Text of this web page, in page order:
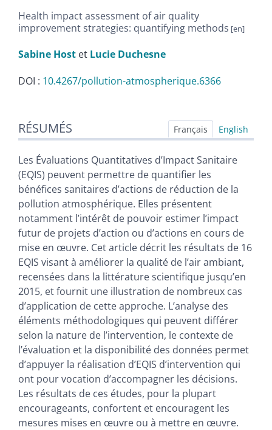
Health impact assessment of air quality
improvement strategies: quantifying methods
Sabine Host et Lucie Duchesne
DOI : 10.4267/pollution-atmospherique.6366
Index
Plan
Texte
Bibliographie
Notes
Illustrations
Citer cet article
Auteurs
RÉSUMÉS Français English
Les Évaluations Quantitatives d’Impact Sanitaire
(EQIS) peuvent permettre de quantifier les
bénéfices sanitaires d’actions de réduction de la
pollution atmosphérique. Elles présentent
notamment l’intérêt de pouvoir estimer l’impact
futur de projets d’action ou d’actions en cours de
mise en œuvre. Cet article décrit les résultats de 16
EQIS visant à améliorer la qualité de l’air ambiant,
recensées dans la littérature scientifique jusqu’en
2015, et fournit une illustration de nombreux cas
d’application de cette approche. L’analyse des
éléments méthodologiques qui peuvent différer
selon la nature de l’intervention, le contexte de
l’évaluation et la disponibilité des données permet
d’appuyer la réalisation d’EQIS d’intervention qui
ont pour vocation d’accompagner les décisions.
Les résultats de ces études, pour la plupart
encourageants, confortent et encouragent les
mesures mises en œuvre ou à mettre en œuvre.